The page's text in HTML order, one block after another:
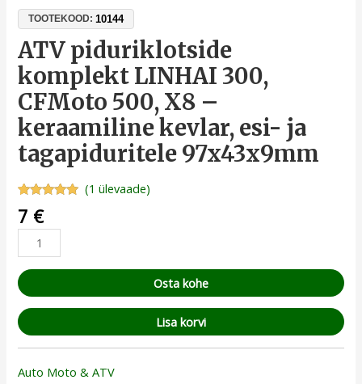
TOOTEKOOD:10144
ATV piduriklotside
komplekt LINHAI 300,
CFMoto 500, X8 –
keraamiline kevlar, esi- ja
tagapiduritele 97x43x9mm
5.00/5
kliendi
hinnangu
põhjal
(1 ülevaade)
7 €
Osta kohe
Lisa korvi
Auto Moto & ATV